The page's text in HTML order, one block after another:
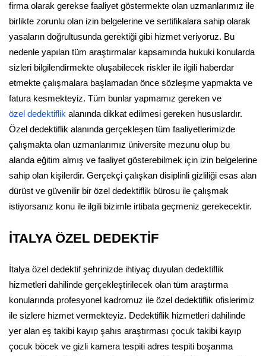
firma olarak gerekse faaliyet göstermekte olan uzmanlarımız ile
birlikte zorunlu olan izin belgelerine ve sertifikalara sahip olarak
yasaların doğrultusunda gerektiği gibi hizmet veriyoruz. Bu
nedenle yapılan tüm araştırmalar kapsamında hukuki konularda
sizleri bilgilendirmekte oluşabilecek riskler ile ilgili haberdar
etmekte çalışmalara başlamadan önce sözleşme yapmakta ve
fatura kesmekteyiz. Tüm bunlar yapmamız gereken ve
özel dedektiflik alanında dikkat edilmesi gereken hususlardır.
Özel dedektiflik alanında gerçekleşen tüm faaliyetlerimizde
çalışmakta olan uzmanlarımız üniversite mezunu olup bu
alanda eğitim almış ve faaliyet gösterebilmek için izin belgelerine
sahip olan kişilerdir. Gerçekçi çalışkan disiplinli gizliliği esas alan
dürüst ve güvenilir bir özel dedektiflik bürosu ile çalışmak
istiyorsanız konu ile ilgili bizimle irtibata geçmeniz gerekecektir.
İTALYA ÖZEL DEDEKTİF
İtalya özel dedektif şehrinizde ihtiyaç duyulan dedektiflik
hizmetleri dahilinde gerçekleştirilecek olan tüm araştırma
konularında profesyonel kadromuz ile özel dedektiflik ofislerimiz
ile sizlere hizmet vermekteyiz. Dedektiflik hizmetleri dahilinde
yer alan eş takibi kayıp şahıs araştırması çocuk takibi kayıp
çocuk böcek ve gizli kamera tespiti adres tespiti boşanma